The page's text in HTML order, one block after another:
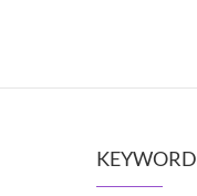
KEYWORD